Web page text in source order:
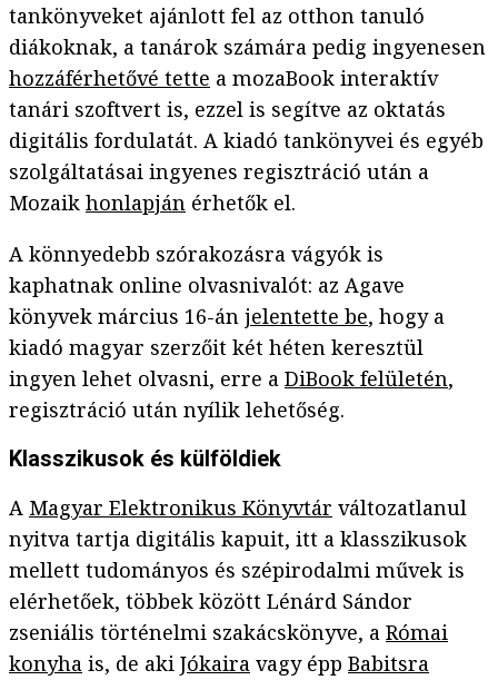
tankönyveket ajánlott fel az otthon tanuló
diákoknak, a tanárok számára pedig ingyenesen
hozzáférhetővé tette a mozaBook interaktív
tanári szoftvert is, ezzel is segítve az oktatás
digitális fordulatát. A kiadó tankönyvei és egyéb
szolgáltatásai ingyenes regisztráció után a
Mozaik honlapján érhetők el.
A könnyedebb szórakozásra vágyók is
kaphatnak online olvasnivalót: az Agave
könyvek március 16-án jelentette be, hogy a
kiadó magyar szerzőit két héten keresztül
ingyen lehet olvasni, erre a DiBook felületén,
regisztráció után nyílik lehetőség.
Klasszikusok és külföldiek
A Magyar Elektronikus Könyvtár változatlanul
nyitva tartja digitális kapuit, itt a klasszikusok
mellett tudományos és szépirodalmi művek is
elérhetőek, többek között Lénárd Sándor
zseniális történelmi szakácskönyve, a Római
konyha is, de aki Jókaira vagy épp Babitsra